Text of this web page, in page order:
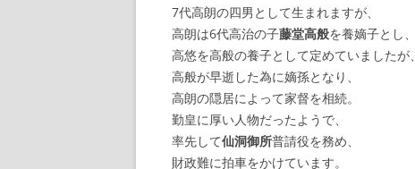
7代高朗の四男として生まれますが、
高朗は6代高治の子藤堂高般を養嫡子とし、
高悠を高般の養子として定めていましたが、
高般が早逝した為に嫡孫となり、
高朗の隠居によって家督を相続。
勤皇に厚い人物だったようで、
率先して仙洞御所普請役を務め、
財政難に拍車をかけています。